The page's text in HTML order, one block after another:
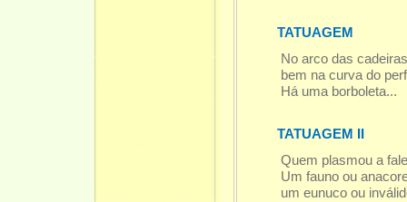
TATUAGEM
No arco das
bem na curva do
Há uma borboleta...
TATUAGEM II
Quem plasmou a
Um fauno ou
um eunuco ou